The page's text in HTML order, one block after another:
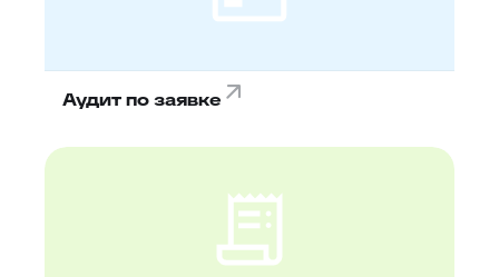
Аудит по заявке